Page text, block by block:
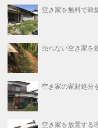
空き家を無料で斡
売れない空き家を
空き家の家財処分
空き家を放置する